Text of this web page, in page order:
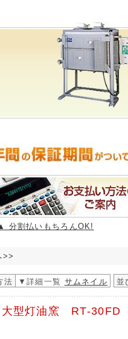
分割払いもちろんOK!
>>
法 ▼詳細一覧 サムネイル 並
大型灯油窯 RT-30FD